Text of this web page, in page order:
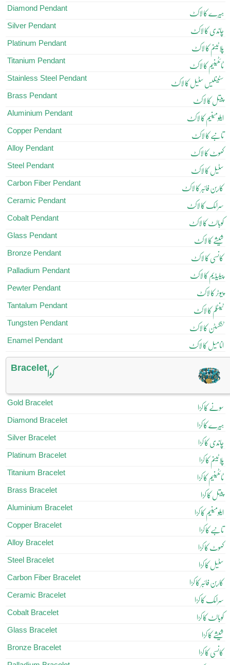
Diamond Pendant ہیرے کا لاکٹ
Silver Pendant چاندی کا لاکٹ
Platinum Pendant پلاٹینم کا لاکٹ
Titanium Pendant ٹائٹینیم کا لاکٹ
Stainless Steel Pendant سٹینلیس سٹیل کا لاکٹ
Brass Pendant پیتل کا لاکٹ
Aluminium Pendant ایلومینیم کا لاکٹ
Copper Pendant تانبے کا لاکٹ
Alloy Pendant کھوٹ کا لاکٹ
Steel Pendant سٹیل کا لاکٹ
Carbon Fiber Pendant کاربن فائبر کا لاکٹ
Ceramic Pendant سرامک کا لاکٹ
Cobalt Pendant کوبالٹ کا لاکٹ
Glass Pendant شیشے کا لاکٹ
Bronze Pendant کانسی کا لاکٹ
Palladium Pendant پیلیڈیم کا لاکٹ
Pewter Pendant پیوٹر کا لاکٹ
Tantalum Pendant ٹینٹلم کا لاکٹ
Tungsten Pendant ٹنگسٹن کا لاکٹ
Enamel Pendant انامیل کا لاکٹ
Braceletکڑا
Gold Bracelet سونے کا کڑا
Diamond Bracelet ہیرے کا کڑا
Silver Bracelet چاندی کا کڑا
Platinum Bracelet پلاٹینم کا کڑا
Titanium Bracelet ٹائٹینیم کا کڑا
Brass Bracelet پیتل کا کڑا
Aluminium Bracelet ایلومینیم کا کڑا
Copper Bracelet تانبے کا کڑا
Alloy Bracelet کھوٹ کا کڑا
Steel Bracelet سٹیل کا کڑا
Carbon Fiber Bracelet کاربن فائبر کا کڑا
Ceramic Bracelet سرامک کا کڑا
Cobalt Bracelet کوبالٹ کا کڑا
Glass Bracelet شیشے کا کڑا
Bronze Bracelet کانسی کا کڑا